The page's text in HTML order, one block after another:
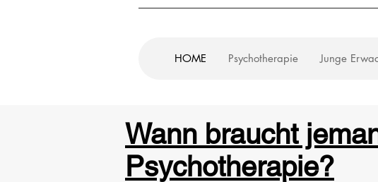
HOME Psychotherapie Junge
Wann braucht
Psychotherapie?